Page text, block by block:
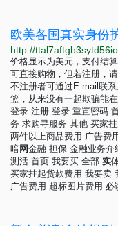
价格显示为美元，支付结
可直接购物，但若注册，
不注册者可通过E-mail联
篮，从来没有一起欺骗能
登录 注册 登录 重置密码
务 求购寻服务 其他 买家
两件以上商品费用 广告费
暗网金融 担保 金融业务介
测活 首页 我要买 全部 实
买家挂起货款费用 我要卖
广告费用 超标图片费用